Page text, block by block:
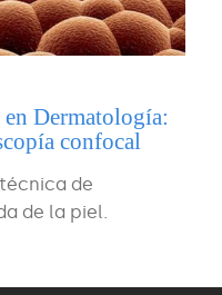
Dermatología:
confocal
de
de la piel.